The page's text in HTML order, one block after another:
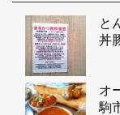
と
丼
オ
駒